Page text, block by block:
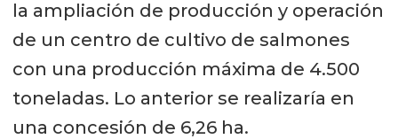
la ampliación de producción y operación
de un centro de cultivo de salmones
con una producción máxima de 4.500
toneladas. Lo anterior se realizaría en
una concesión de 6,26 ha.